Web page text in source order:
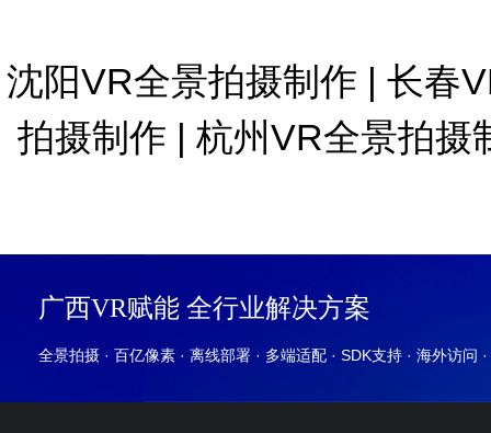
沈阳VR全景拍摄制作 | 长春
拍摄制作 | 杭州VR全景拍摄
广西VR赋能 全行业解决方案
全景拍摄 · 百亿像素 · 离线部署 · 多端适配 · SDK支持 · 海外访问